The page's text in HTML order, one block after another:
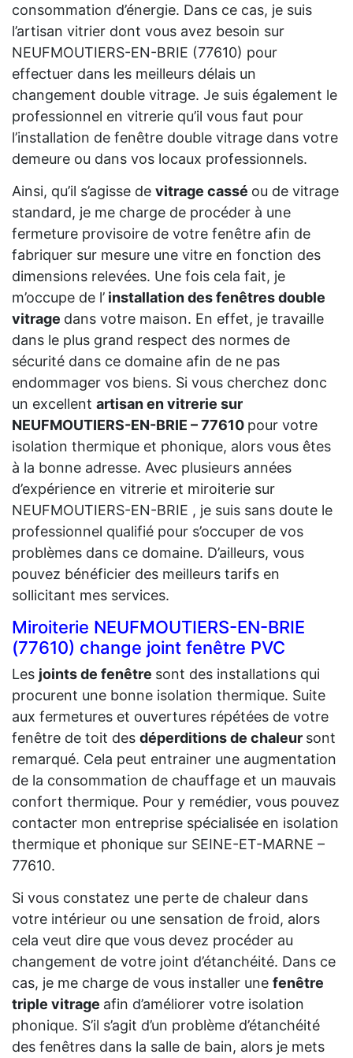
consommation d’énergie. Dans ce cas, je suis
l’artisan vitrier dont vous avez besoin sur
NEUFMOUTIERS-EN-BRIE (77610) pour
effectuer dans les meilleurs délais un
changement double vitrage. Je suis également le
professionnel en vitrerie qu’il vous faut pour
l’installation de fenêtre double vitrage dans votre
demeure ou dans vos locaux professionnels.
Ainsi, qu’il s’agisse de vitrage cassé ou de vitrage
standard, je me charge de procéder à une
fermeture provisoire de votre fenêtre afin de
fabriquer sur mesure une vitre en fonction des
dimensions relevées. Une fois cela fait, je
m’occupe de l’ installation des fenêtres double
vitrage dans votre maison. En effet, je travaille
dans le plus grand respect des normes de
sécurité dans ce domaine afin de ne pas
endommager vos biens. Si vous cherchez donc
un excellent artisan en vitrerie sur
NEUFMOUTIERS-EN-BRIE – 77610 pour votre
isolation thermique et phonique, alors vous êtes
à la bonne adresse. Avec plusieurs années
d’expérience en vitrerie et miroiterie sur
NEUFMOUTIERS-EN-BRIE , je suis sans doute le
professionnel qualifié pour s’occuper de vos
problèmes dans ce domaine. D’ailleurs, vous
pouvez bénéficier des meilleurs tarifs en
sollicitant mes services.
Miroiterie NEUFMOUTIERS-EN-BRIE
(77610) change joint fenêtre PVC
Les joints de fenêtre sont des installations qui
procurent une bonne isolation thermique. Suite
aux fermetures et ouvertures répétées de votre
fenêtre de toit des déperditions de chaleur sont
remarqué. Cela peut entrainer une augmentation
de la consommation de chauffage et un mauvais
confort thermique. Pour y remédier, vous pouvez
contacter mon entreprise spécialisée en isolation
thermique et phonique sur SEINE-ET-MARNE –
77610.
Si vous constatez une perte de chaleur dans
votre intérieur ou une sensation de froid, alors
cela veut dire que vous devez procéder au
changement de votre joint d’étanchéité. Dans ce
cas, je me charge de vous installer une fenêtre
triple vitrage afin d’améliorer votre isolation
phonique. S’il s’agit d’un problème d’étanchéité
des fenêtres dans la salle de bain, alors je mets